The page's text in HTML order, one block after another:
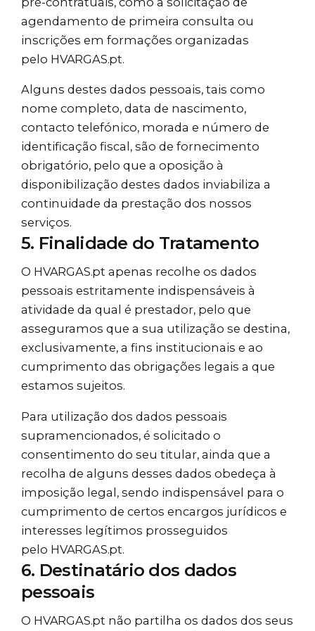
agendamento de primeira consulta ou
inscrições em formações organizadas
pelo HVARGAS.pt.
Alguns destes dados pessoais, tais como
nome completo, data de nascimento,
contacto telefónico, morada e número de
identificação fiscal, são de fornecimento
obrigatório, pelo que a oposição à
disponibilização destes dados inviabiliza a
continuidade da prestação dos nossos
serviços.
5. Finalidade do Tratamento
O HVARGAS.pt apenas recolhe os dados
pessoais estritamente indispensáveis à
atividade da qual é prestador, pelo que
asseguramos que a sua utilização se destina,
exclusivamente, a fins institucionais e ao
cumprimento das obrigações legais a que
estamos sujeitos.
Para utilização dos dados pessoais
supramencionados, é solicitado o
consentimento do seu titular, ainda que a
recolha de alguns desses dados obedeça à
imposição legal, sendo indispensável para o
cumprimento de certos encargos jurídicos e
interesses legítimos prosseguidos
pelo HVARGAS.pt.
6. Destinatário dos dados
pessoais
O HVARGAS.pt não partilha os dados dos seus